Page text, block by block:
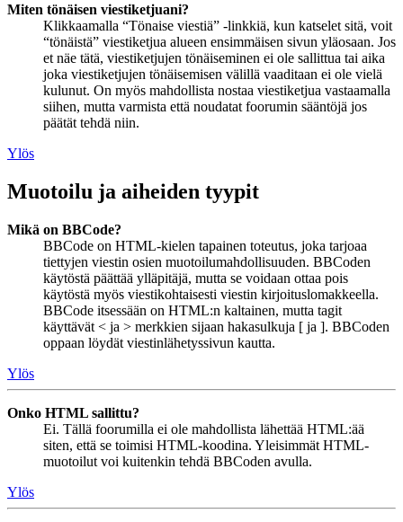
Miten tönäisen viestiketjuani?
Klikkaamalla “Tönaise viestiä” -linkkiä, kun katselet sitä, voit
“tönäistä” viestiketjua alueen ensimmäisen sivun yläosaan. Jos
et näe tätä, viestiketjujen tönäiseminen ei ole sallittua tai aika
joka viestiketjujen tönäisemisen välillä vaaditaan ei ole vielä
kulunut. On myös mahdollista nostaa viestiketjua vastaamalla
siihen, mutta varmista että noudatat foorumin sääntöjä jos
päätät tehdä niin.
Ylös
Muotoilu ja aiheiden tyypit
Mikä on BBCode?
BBCode on HTML-kielen tapainen toteutus, joka tarjoaa
tiettyjen viestin osien muotoilumahdollisuuden. BBCoden
käytöstä päättää ylläpitäjä, mutta se voidaan ottaa pois
käytöstä myös viestikohtaisesti viestin kirjoituslomakkeella.
BBCode itsessään on HTML:n kaltainen, mutta tagit
käyttävät < ja > merkkien sijaan hakasulkuja [ ja ]. BBCoden
oppaan löydät viestinlähetyssivun kautta.
Ylös
Onko HTML sallittu?
Ei. Tällä foorumilla ei ole mahdollista lähettää HTML:ää
siten, että se toimisi HTML-koodina. Yleisimmät HTML-
muotoilut voi kuitenkin tehdä BBCoden avulla.
Ylös